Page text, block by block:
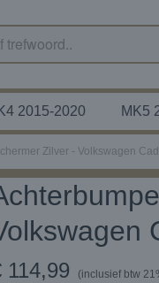
2015-2020 MK5
Zilver - Volkswagen
114,99 (inclusief btw